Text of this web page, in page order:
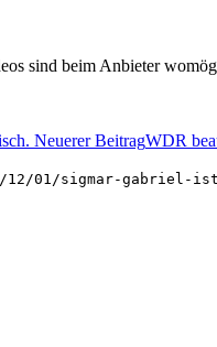
sind beim Anbieter
Neuerer BeitragWDR
12/01/sigmar-gabriel-